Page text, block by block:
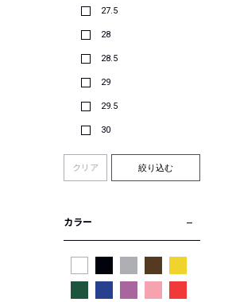
27.5
28
28.5
29
29.5
30
クリア 絞り込む
カラー